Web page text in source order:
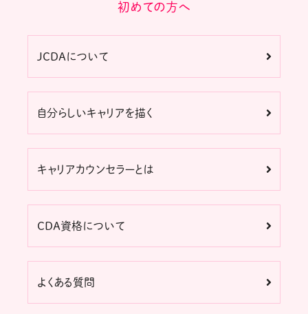
初めての方へ
JCDAについて
自分らしいキャリアを描く
キャリアカウンセラーとは
CDA資格について
よくある質問